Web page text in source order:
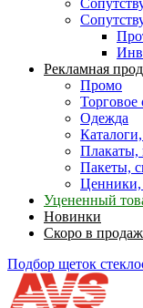
Рекламная
Промо
Торговое
Одежда
Плакаты,
Пакеты,
Ценники,
Уцененный
Новинки
Скоро в
Подбор щеток